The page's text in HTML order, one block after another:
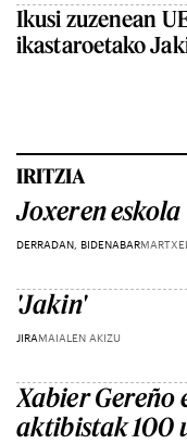
Ikusi zuzenean
ikastaroetako
IRITZIA
Joxeren eskola
DERRADAN, BIDENABAR
'Jakin'
JIRAMAIALEN AKIZU
Xabier Gereño
aktibistak 100